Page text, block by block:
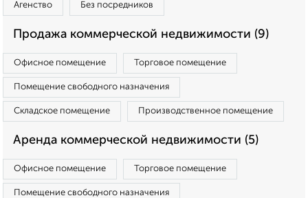
Агенство Без посредников
Продажа коммерческой недвижимости (9)
Офисное помещение Торговое помещение
Помещение свободного назначения
Складское помещение Производственное помещение
Аренда коммерческой недвижимости (5)
Офисное помещение Торговое помещение
Помещение свободного назначения